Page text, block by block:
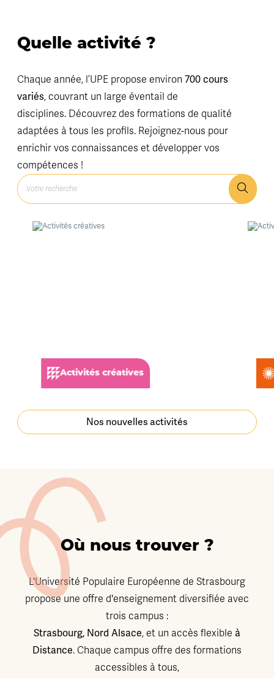
Quelle activité ?
Chaque année, l’UPE propose environ 700 cours
variés, couvrant un large éventail de
disciplines. Découvrez des formations de qualité
adaptées à tous les profils. Rejoignez-nous pour
enrichir vos connaissances et développer vos
compétences !
Activités créatives
Nos nouvelles activités
Où nous trouver ?
L'Université Populaire Européenne de Strasbourg
propose une offre d'enseignement diversifiée avec
trois campus :
Strasbourg, Nord Alsace, et un accès flexible à
Distance. Chaque campus offre des formations
accessibles à tous,